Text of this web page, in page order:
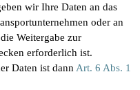
wir Ihre Daten an das
oder an
Weitergabe zur
erforderlich ist.
Daten ist dann Art. 6 Abs. 1